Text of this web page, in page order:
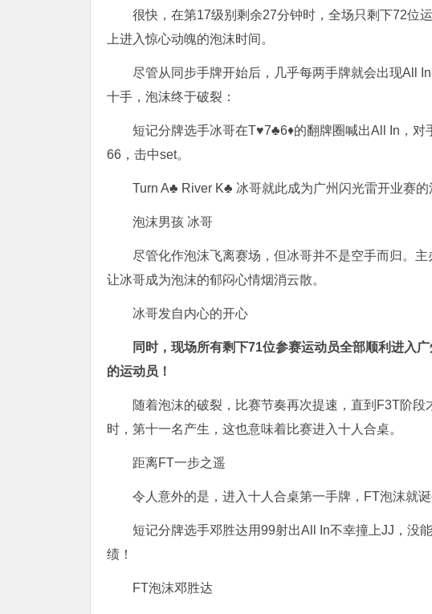
很快，在第17级别剩余27分钟时，全场只剩下72位
上进入惊心动魄的泡沫时间。
尽管从同步手牌开始后，几乎每两手牌就会出现All
十手，泡沫终于破裂：
短记分牌选手冰哥在T♥7♣6♦的翻牌圈喊出All In，
66，击中set。
Turn A♣ River K♣ 冰哥就此成为广州闪光雷开业赛的
泡沫男孩 冰哥
尽管化作泡沫飞离赛场，但冰哥并不是空手而归。
让冰哥成为泡沫的郁闷心情烟消云散。
冰哥发自内心的开心
同时，现场所有剩下71位参赛运动员全部顺利进入
的运动员！
随着泡沫的破裂，比赛节奏再次提速，直到F3T阶
时，第十一名产生，这也意味着比赛进入十人合桌。
距离FT一步之遥
令人意外的是，进入十人合桌第一手牌，FT泡沫就诞
短记分牌选手邓胜达用99射出All In不幸撞上JJ，没
绩！
FT泡沫邓胜达